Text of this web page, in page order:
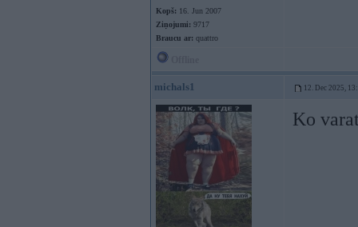
Kopš: 16. Jun 2007
Ziņojumi: 9717
Braucu ar: quattro
michals1 12. Dec 2025,
Ko